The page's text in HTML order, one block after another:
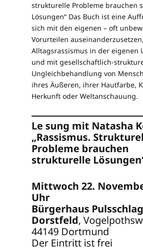
strukturelle Probleme brauchen
Lösungen“ Das Buch ist eine
sich mit den eigenen – oft
Vorurteilen
Alltagsrassismus in der eigenen
und mit gesellschaftlich-
Ungleichbehandlung von
ihres Äußeren, ihrer Hautfarbe,
Herkunft oder Weltanschauung.
Le sung mit Natasha
„Rassismus.
Probleme brauchen
strukturelle
Mittwoch 22.
Uhr
Bürgerhaus Pulsschlag
Dorstfeld,
44149 Dortmund
Der Eintritt ist frei